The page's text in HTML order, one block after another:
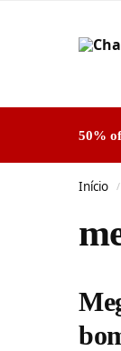
50%
Início /